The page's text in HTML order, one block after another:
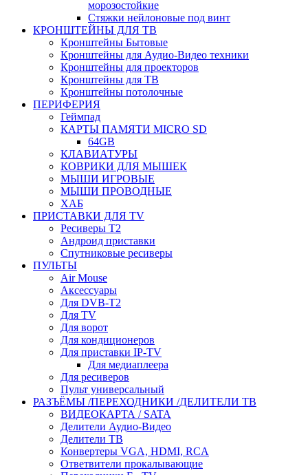
морозостойкие
Стяжки нейлоновые под винт
КРОНШТЕЙНЫ ДЛЯ ТВ
Кронштейны Бытовые
Кронштейны для Аудио-Видео техники
Кронштейны для проекторов
Кронштейны для ТВ
Кронштейны потолочные
ПЕРИФЕРИЯ
Геймпад
КАРТЫ ПАМЯТИ MICRO SD
64GB
КЛАВИАТУРЫ
КОВРИКИ ДЛЯ МЫШЕК
МЫШИ ИГРОВЫЕ
МЫШИ ПРОВОДНЫЕ
ХАБ
ПРИСТАВКИ ДЛЯ TV
Ресиверы Т2
Андроид приставки
Спутниковые ресиверы
ПУЛЬТЫ
Air Mouse
Аксессуары
Для DVB-T2
Для TV
Для ворот
Для кондиционеров
Для приставки IP-TV
Для медиаплеера
Для ресиверов
Пульт универсальный
РАЗЪЁМЫ /ПЕРЕХОДНИКИ /ДЕЛИТЕЛИ ТВ
ВИДЕОКАРТА / SATA
Делители Аудио-Видео
Делители ТВ
Конвертеры VGA, HDMI, RCA
Ответвители прокалывающие